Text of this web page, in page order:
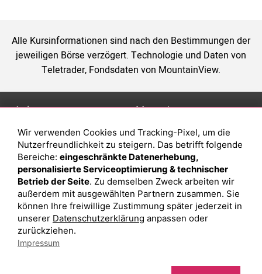
Alle Kursinformationen sind nach den Bestimmungen der
jeweiligen Börse verzögert. Technologie und Daten von
Teletrader, Fondsdaten von MountainView.
Anlage
Depot eröffnen
Depot vergleichen
Junior Depot
Top-Seller-Fonds
Top-Fonds
Fonds-Suche
Magazin
Was sind sind ETFs?
Sparplan Vorteile
Was ist ein Fonds?
Wir verwenden Cookies und Tracking-Pixel, um die
Nutzerfreundlichkeit zu steigern. Das betrifft folgende
Bereiche: eingeschränkte Datenerhebung,
personalisierte Serviceoptimierung & technischer
Betrieb der Seite. Zu demselben Zweck arbeiten wir
außerdem mit ausgewählten Partnern zusammen. Sie
können Ihre freiwillige Zustimmung später jederzeit in
unserer Datenschutzerklärung anpassen oder
zurückziehen.
Impressum